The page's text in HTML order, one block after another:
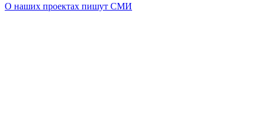
О наших проектах пишут СМИ